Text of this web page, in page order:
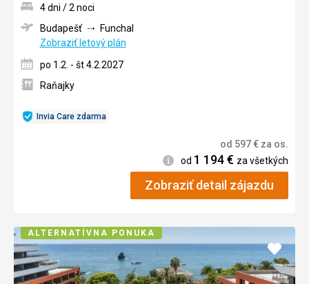
Invia Care zdarma
4 dni / 2 noci
Budapešť
Funchal
Zobraziť letový plán
po 1.2. - št 4.2.2027
Raňajky
od 597€ za os.
Informácie
od 1 194€ za všetkých
Zobraziť detail zájazdu
Pridať
do
ALTERNATÍVNA PONUKA